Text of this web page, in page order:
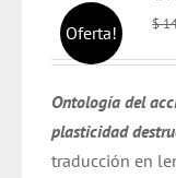
Oferta! $
Ontología del
plasticidad
traducción en